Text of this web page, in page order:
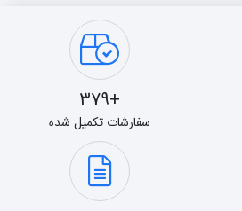
+379
سفارشات تکمیل شده